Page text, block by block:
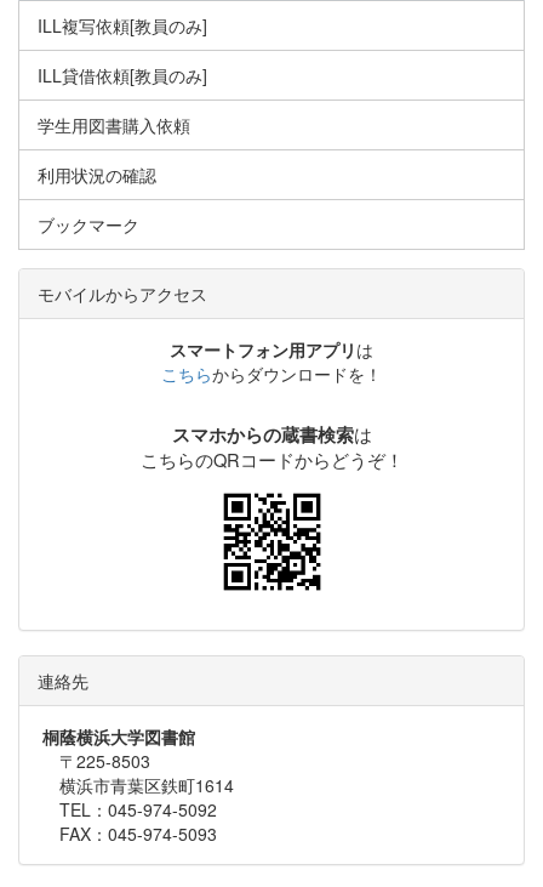
ILL複写依頼[教員のみ]
ILL貸借依頼[教員のみ]
学生用図書購入依頼
利用状況の確認
ブックマーク
モバイルからアクセス
スマートフォン用アプリ は
こちらからダウンロードを！
スマホからの蔵書検索は
こちらのQRコードからどうぞ！
連絡先
桐蔭横浜大学図書館
〒225-8503
横浜市青葉区鉄町1614
TEL：045-974-5092
FAX：045-974-5093